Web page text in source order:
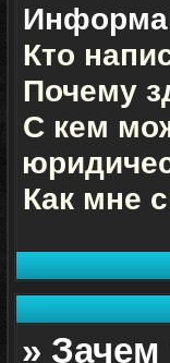
Кто
Почему
С кем
Как мне
» Зачем